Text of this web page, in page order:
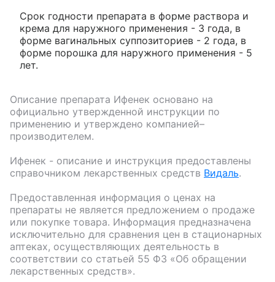
Срок годности препарата в форме раствора и
крема для наружного применения - 3 года, в
форме вагинальных суппозиториев - 2 года, в
форме порошка для наружного применения - 5
лет.
Описание препарата Ифенек основано на
официально утвержденной инструкции по
применению и утверждено компанией–
производителем.
Ифенек - описание и инструкция предоставлены
справочником лекарственных средств Видаль.
Предоставленная информация о ценах на
препараты не является предложением о продаже
или покупке товара. Информация предназначена
исключительно для сравнения цен в стационарных
аптеках, осуществляющих деятельность в
соответствии со статьей 55 ФЗ «Об обращении
лекарственных средств».